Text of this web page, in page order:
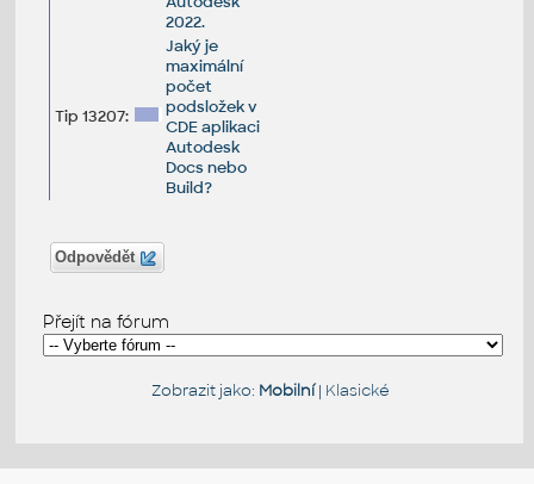
2022.
Tip 13207:
Jaký je
maximální
počet
podsložek v
CDE aplikaci
Autodesk
Docs nebo
Build?
Odpovědět
Přejít na fórum
Zobrazit jako: Mobilní| Klasické